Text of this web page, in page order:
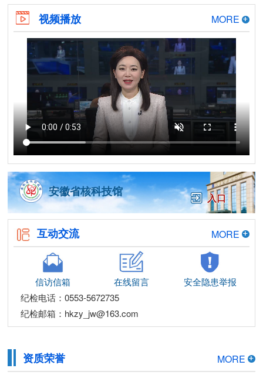
视频播放 MORE
安徽省核科技馆 入口
互动交流 MORE
信访信箱 在线留言
安全隐患举报
纪检电话：0553-5672735
纪检邮箱：hkzy_jw@163.com
资质荣誉 MORE